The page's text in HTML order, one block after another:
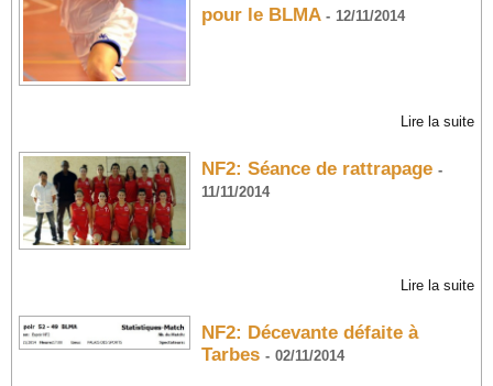
pour le BLMA - 12/11/2014
Lire la suite
NF2: Séance de rattrapage -
11/11/2014
Lire la suite
NF2: Décevante défaite à
Tarbes - 02/11/2014